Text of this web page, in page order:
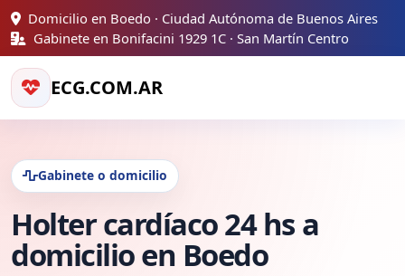
Domicilio en Boedo · Ciudad Autónoma de Buenos Aires
Gabinete en Bonifacini 1929 1C · San Martín Centro
ECG.COM.AR
Gabinete o domicilio
Holter cardíaco 24 hs a
domicilio en Boedo